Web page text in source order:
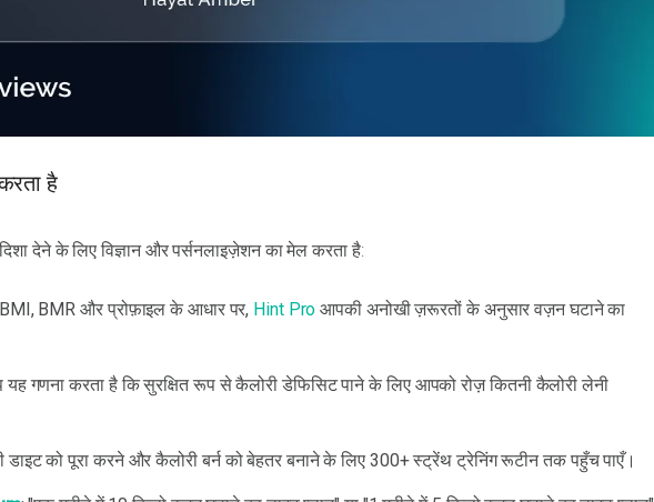
है
देने के लिए विज्ञान और पर्सनलाइज़ेशन का मेल करता है:
BMR और प्रोफ़ाइल के आधार पर, Hint Pro आपकी अनोखी ज़रूरतों के अनुसार वज़न घटाने का
यह गणना करता है कि सुरक्षित रूप से कैलोरी डेफिसिट पाने के लिए आपको रोज़ कितनी कैलोरी लेनी
को पूरा करने और कैलोरी बर्न को बेहतर बनाने के लिए 300+ स्ट्रेंथ ट्रेनिंग रूटीन तक पहुँच पाएँ।